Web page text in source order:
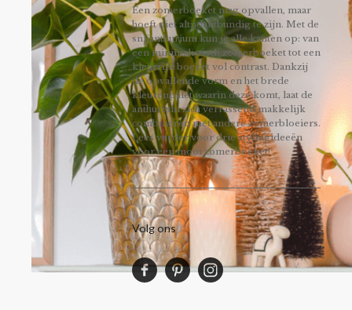
Een zomerboeket mag opvallen, maar
hoeft niet altijd uitbundig te zijn. Met de
snijanthurium kun je alle kanten op: van
een minimalistisch zomerboeket tot een
kleurrijk boeket vol contrast. Dankzij
de opvallende vorm en het brede
kleurenpalet waarin deze komt, laat de
anthurium zich verrassend makkelijk
combineren met andere zomerbloeiers.
Lees verder voor drie stylingideeën
voor een mooi zomerboeket!
Volg ons